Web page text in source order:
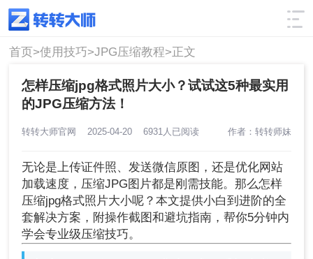
使用技巧 筛选
首页>使用技巧>JPG压缩教程>正文
怎样压缩jpg格式照片大小？试试这5种最实用
的JPG压缩方法！
转转大师官网 2025-04-20 6931人已阅读 作者：转转师妹
无论是上传证件照、发送微信原图，还是优化网站
加载速度，压缩JPG图片都是刚需技能。那么怎样
压缩jpg格式照片大小呢？本文提供小白到进阶的全
套解决方案，附操作截图和避坑指南，帮你5分钟内
学会专业级压缩技巧。